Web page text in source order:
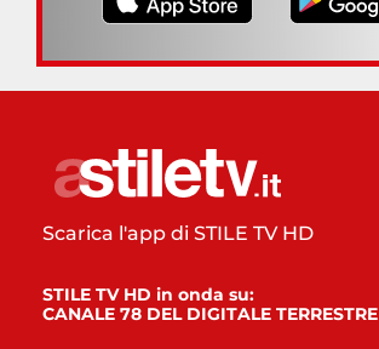
Scarica l'app di STILE TV HD
STILE TV HD in onda su:
CANALE 78 DEL DIGITALE TERRESTRE